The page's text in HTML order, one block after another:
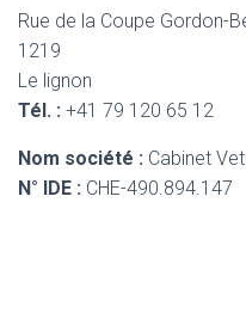
Rue de la Coupe Gordon-
1219
Le lignon
Tél. : +41 79 120 65 12
Nom société : Cabinet
N° IDE : CHE-490.894.147